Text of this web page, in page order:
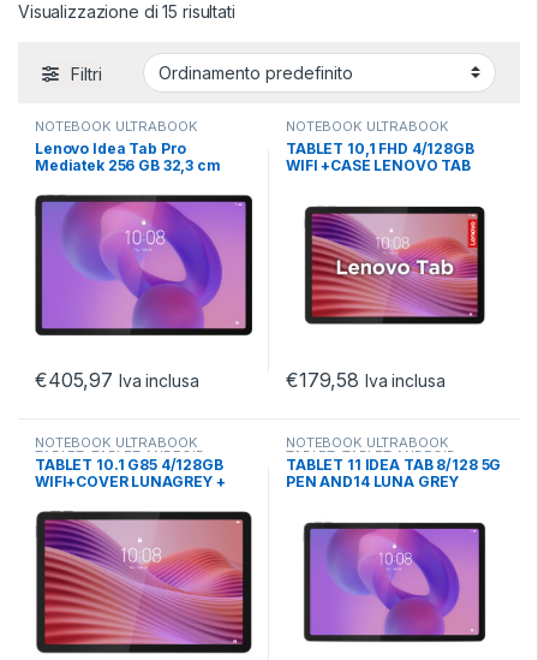
Visualizzazione di 15 risultati
Filtri
NOTEBOOK ULTRABOOK
TABLET TABLET ANDROID
Lenovo Idea Tab Pro
Mediatek 256 GB 32,3 cm
(802.11ax) Android 14 Grigio
€405,97 Iva inclusa
NOTEBOOK ULTRABOOK
TABLET,TABLET ANDROID,
TABLET ANDROID 10.X
TABLET 10,1 FHD 4/128GB
WIFI +CASE LENOVO TAB
€179,58 Iva inclusa
NOTEBOOK ULTRABOOK
TABLET,TABLET ANDROID,
TABLET ANDROID 10.X
TABLET 10.1 G85 4/128GB
WIFI+COVER LUNAGREY +
NOTEBOOK ULTRABOOK
TABLET,TABLET ANDROID,
TABLET ANDROID 10.X
TABLET 11 IDEA TAB 8/128 5G
PEN AND14 LUNA GREY